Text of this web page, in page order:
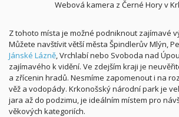
Webová kamera z Černé Hory v
Z tohoto místa je možné podniknout zajímavé
Můžete navštívit větší města Špindlerův Mlýn,
Jánské Lázně , Vrchlabí nebo Svoboda nad
zajímavého k vidění. Ve zdejším kraji je
a zřícenin hradů. Nesmíme zapomenout i na
věž a vodopády. Krkonošský národní park je
jara až do podzimu, je ideálním místem pro
věkových kategoriích.